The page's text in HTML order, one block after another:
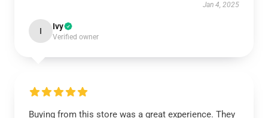
Jan 4, 2025
I Ivy
Verified owner
Buying from this store was a great experience. They